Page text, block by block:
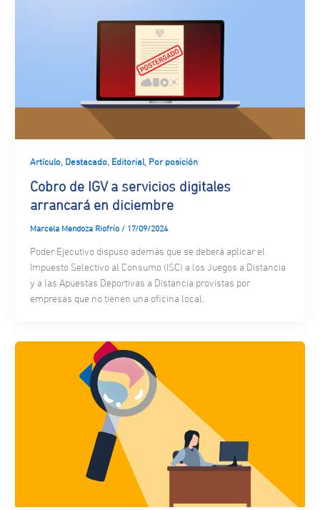
Artículo, Destacado, Editorial, Por posición
Cobro de IGV a servicios digitales
arrancará en diciembre
Marcela Mendoza Riofrío / 17/09/2024
Poder Ejecutivo dispuso además que se deberá aplicar el
Impuesto Selectivo al Consumo (ISC) a los Juegos a Distancia
y a las Apuestas Deportivas a Distancia provistas por
empresas que no tienen una oficina local.